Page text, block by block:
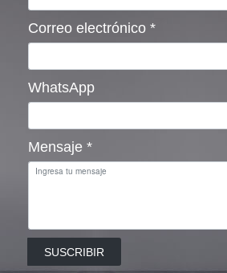
Correo electrónico *
WhatsApp
Mensaje *
SUSCRIBIR